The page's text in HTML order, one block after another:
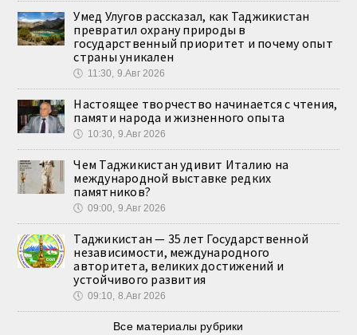
Умед Улугов рассказал, как Таджикистан
превратил охрану природы в
государственный приоритет и почему опыт
страны уникален
🕔 11:30, 9.Авг 2026
Настоящее творчество начинается с чтения,
памяти народа и жизненного опыта
🕔 10:30, 9.Авг 2026
Чем Таджикистан удивит Италию на
международной выставке редких
памятников?
🕔 09:00, 9.Авг 2026
Таджикистан — 35 лет Государственной
независимости, международного
авторитета, великих достижений и
устойчивого развития
🕔 09:10, 8.Авг 2026
Все материалы рубрики